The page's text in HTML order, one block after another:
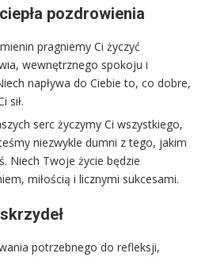
pozdrowienia
pragniemy Ci życzyć
wewnętrznego spokoju i
napływa do Ciebie to, co dobre,
sił.
serc życzymy Ci wszystkiego,
niezwykle dumni z tego, jakim
Niech Twoje życie będzie
miłością i licznymi sukcesami.
potrzebnego do refleksji,